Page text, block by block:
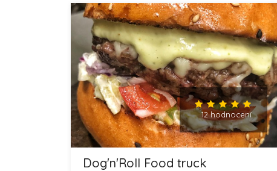
12 hodnocení
Dog'n'Roll Food truck